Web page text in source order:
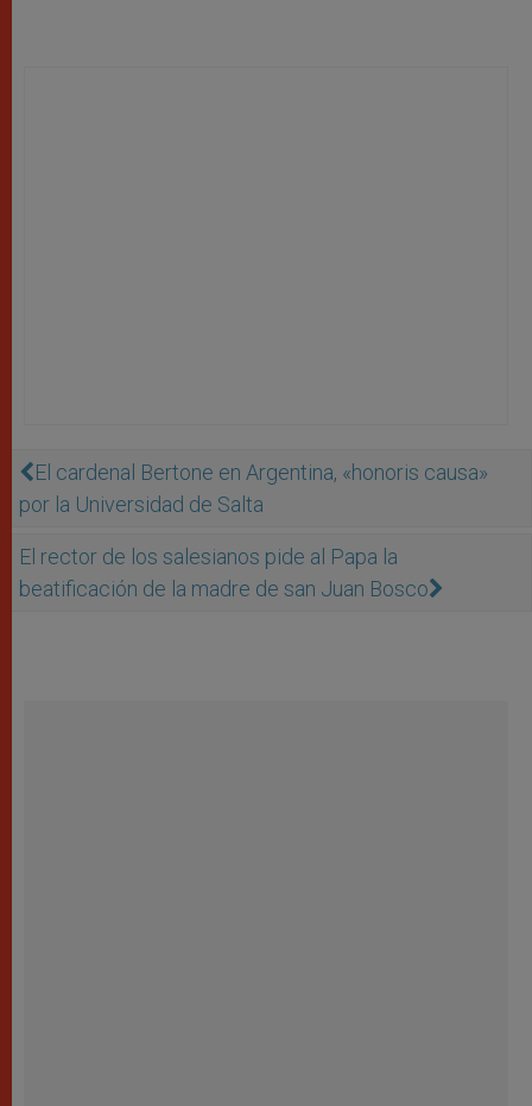
El cardenal Bertone en Argentina, «honoris causa»
por la Universidad de Salta
El rector de los salesianos pide al Papa la
beatificación de la madre de san Juan Bosco